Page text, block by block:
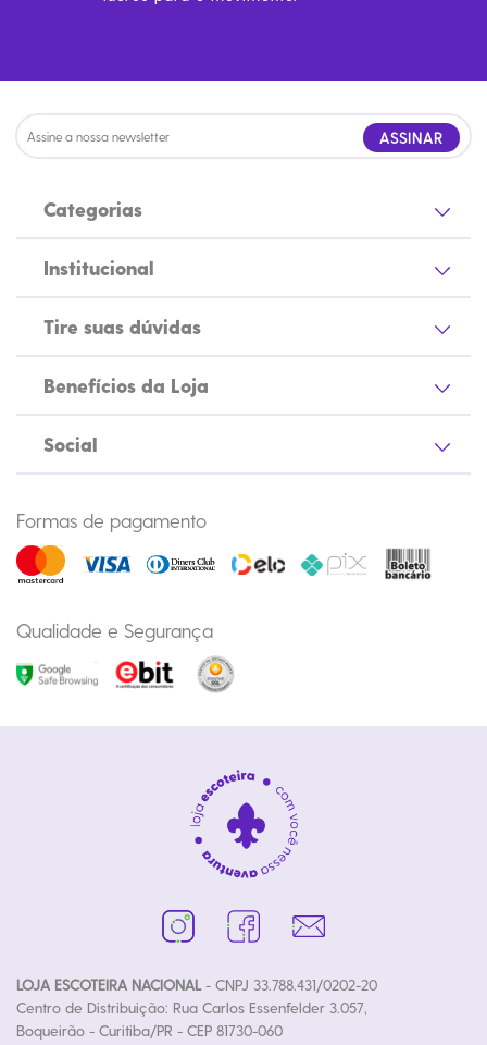
ASSINAR
Categorias
Institucional
Tire suas dúvidas
Benefícios da Loja
Social
Formas de pagamento
Qualidade e Segurança
LOJA ESCOTEIRA NACIONAL- CNPJ 33.788.431/0202-20
Centro de Distribuição: Rua Carlos Essenfelder 3.057,
Boqueirão - Curitiba/PR - CEP 81730-060